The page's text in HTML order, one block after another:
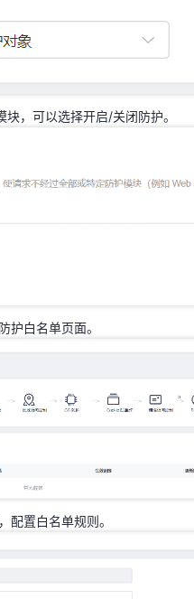
块，可以选择开启/关闭防护。
护白名单页面。
配置白名单规则。
块，可以选择开启/关闭防护。
护白名单页面。
配置白名单规则。